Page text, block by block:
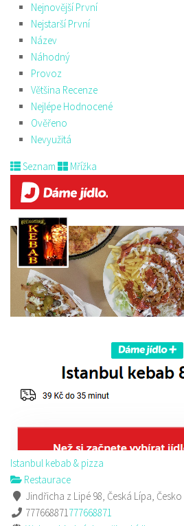
Nejnovější První
Nejstarší První
Název
Náhodný
Provoz
Většina Recenze
Nejlépe Hodnocené
Ověřeno
Nevyužitá
Seznam Mřížka
Istanbul kebab & pizza
Restaurace
Jindřicha z Lipé 98, Česká Lípa, Česko
777668871777668871